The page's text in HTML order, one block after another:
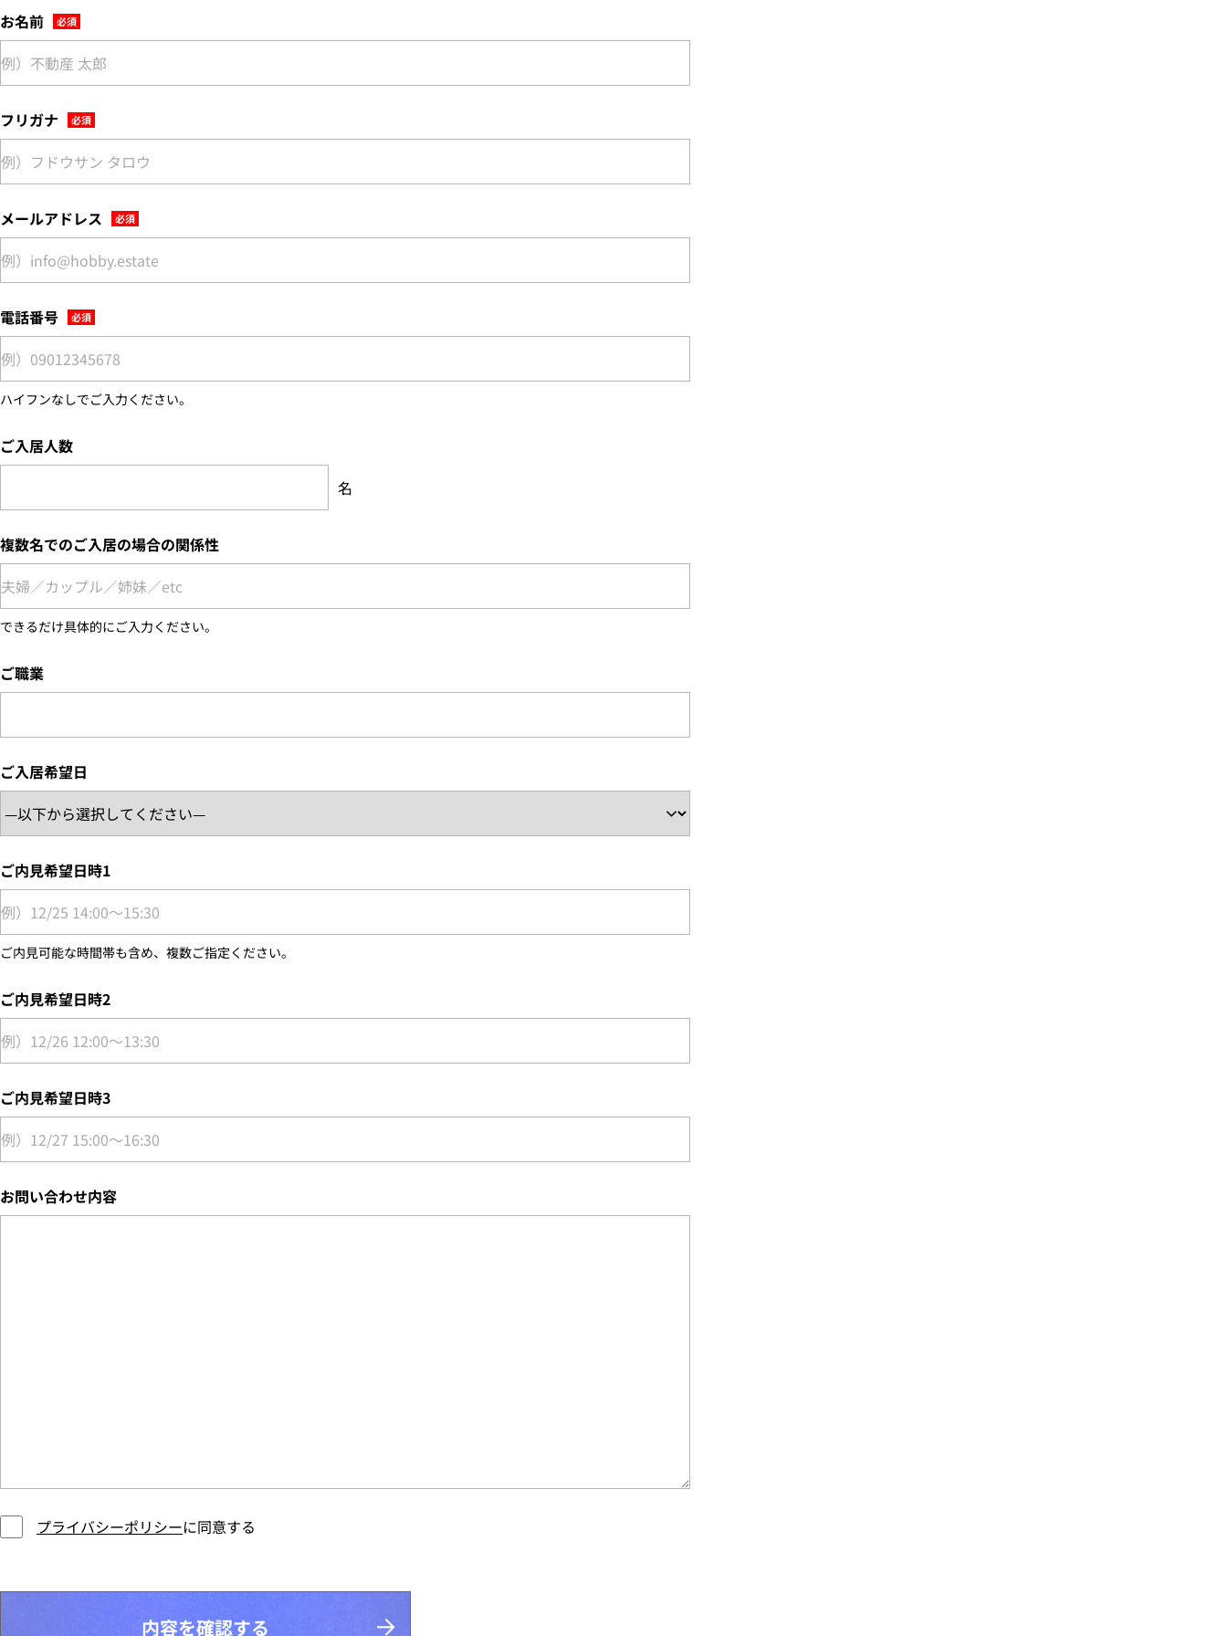
お名前
フリガナ
メールアドレス
電話番号
ハイフンなしでご入力ください。
ご入居人数
名
複数名でのご入居の場合の関係性
できるだけ具体的にご入力ください。
ご職業
ご入居希望日
ご内見希望日時1
ご内見可能な時間帯も含め、複数ご指定ください。
ご内見希望日時2
ご内見希望日時3
お問い合わせ内容
プライバシーポリシーに同意する
内容を確認する